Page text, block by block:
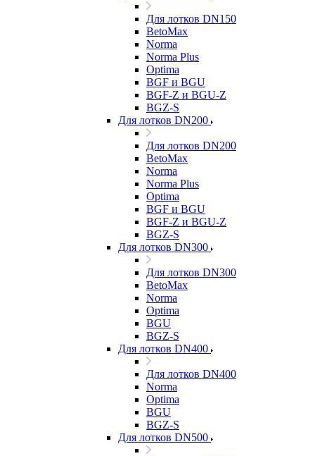
Для лотков DN150
BetoMax
Norma
Norma Plus
Optima
BGF и BGU
BGF-Z и BGU-Z
BGZ-S
Для лотков DN200
Для лотков DN200
BetoMax
Norma
Norma Plus
Optima
BGF и BGU
BGF-Z и BGU-Z
BGZ-S
Для лотков DN300
Для лотков DN300
BetoMax
Norma
Optima
BGU
BGZ-S
Для лотков DN400
Для лотков DN400
Norma
Optima
BGU
BGZ-S
Для лотков DN500